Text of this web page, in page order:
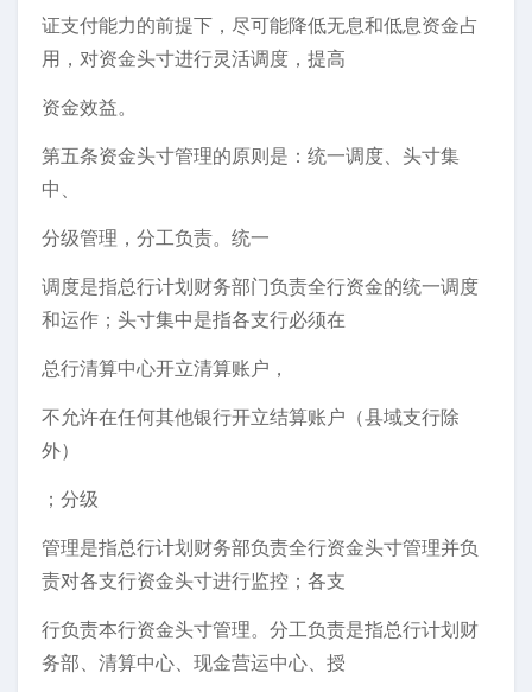
证支付能力的前提下，尽可能降低无息和低息资金占
用，对资金头寸进行灵活调度，提高
资金效益。
第五条资金头寸管理的原则是：统一调度、头寸集
中、
分级管理，分工负责。统一
调度是指总行计划财务部门负责全行资金的统一调度
和运作；头寸集中是指各支行必须在
总行清算中心开立清算账户，
不允许在任何其他银行开立结算账户（县域支行除
外）
；分级
管理是指总行计划财务部负责全行资金头寸管理并负
责对各支行资金头寸进行监控；各支
行负责本行资金头寸管理。分工负责是指总行计划财
务部、清算中心、现金营运中心、授